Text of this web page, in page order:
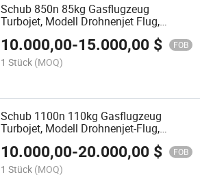
Schub 850n 85kg Gasflugzeug
Turbojet, Modell Drohnenjet Flug,
10.000,00-15.000,00 $ FOB
1 Stück (MOQ)
Schub 1100n 110kg Gasflugzeug
Turbojet, Modell Drohnenjet-Flug,
10.000,00-20.000,00 $ FOB
1 Stück (MOQ)